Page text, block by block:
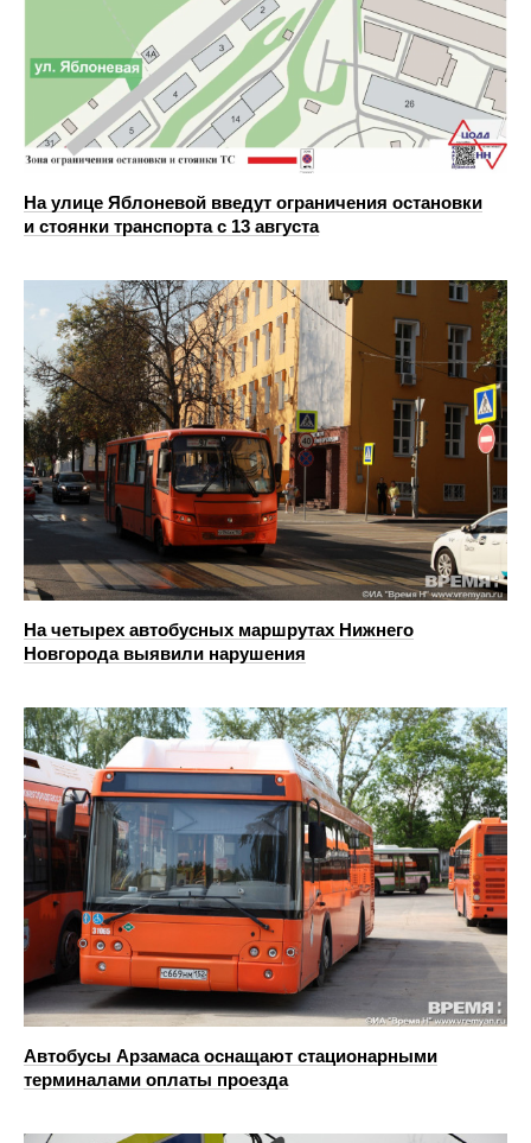
На улице Яблоневой введут ограничения остановки
и стоянки транспорта с 13 августа
На четырех автобусных маршрутах Нижнего
Новгорода выявили нарушения
Автобусы Арзамаса оснащают стационарными
терминалами оплаты проезда